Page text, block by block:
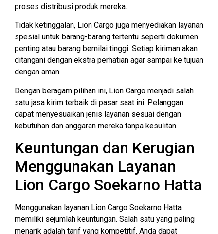
proses distribusi produk mereka.
Tidak ketinggalan, Lion Cargo juga menyediakan layanan
spesial untuk barang-barang tertentu seperti dokumen
penting atau barang bernilai tinggi. Setiap kiriman akan
ditangani dengan ekstra perhatian agar sampai ke tujuan
dengan aman.
Dengan beragam pilihan ini, Lion Cargo menjadi salah
satu jasa kirim terbaik di pasar saat ini. Pelanggan
dapat menyesuaikan jenis layanan sesuai dengan
kebutuhan dan anggaran mereka tanpa kesulitan.
Keuntungan dan Kerugian
Menggunakan Layanan
Lion Cargo Soekarno Hatta
Menggunakan layanan Lion Cargo Soekarno Hatta
memiliki sejumlah keuntungan. Salah satu yang paling
menarik adalah tarif yang kompetitif. Anda dapat